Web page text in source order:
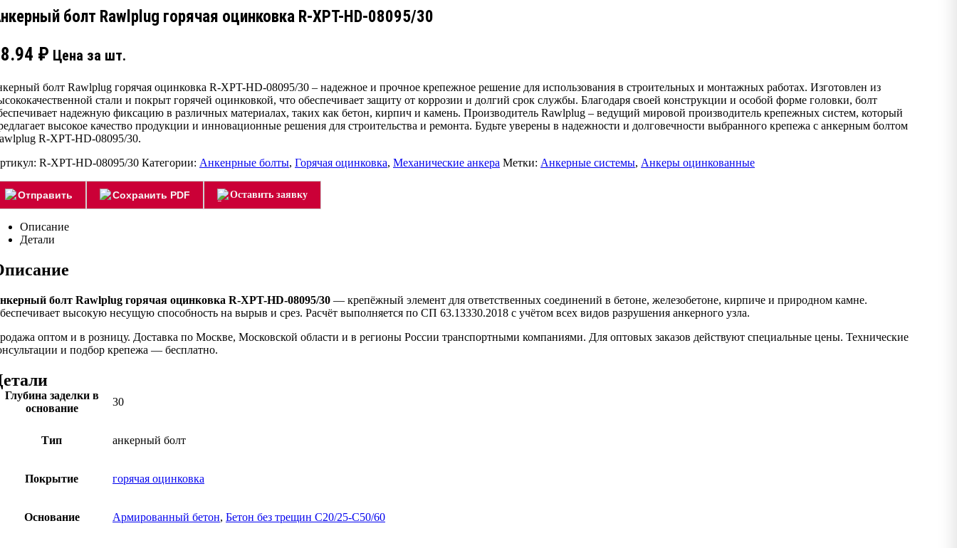
болт Rawlplug горячая оцинковка R-XPT-HD-08095/30
₽ Цена за шт.
болт Rawlplug горячая оцинковка R-XPT-HD-08095/30 – надежное и прочное крепежное решение для использования в строительных и монтажных работах. Изготовлен из
стали и покрыт горячей оцинковкой, что обеспечивает защиту от коррозии и долгий срок службы. Благодаря своей конструкции и особой форме головки, болт
надежную фиксацию в различных материалах, таких как бетон, кирпич и камень. Производитель Rawlplug – ведущий мировой производитель крепежных систем, который
высокое качество продукции и инновационные решения для строительства и ремонта. Будьте уверены в надежности и долговечности выбранного крепежа с анкерным болтом
R-XPT-HD-08095/30.
R-XPT-HD-08095/30 Категории: Анкенрные болты, Горячая оцинковка, Механические анкера Метки: Анкерные системы, Анкеры оцинкованные
Отправить Сохранить PDF Оставить заявку
Описание
Детали
болт Rawlplug горячая оцинковка R-XPT-HD-08095/30 — крепёжный элемент для ответственных соединений в бетоне, железобетоне, кирпиче и природном камне.
высокую несущую способность на вырыв и срез. Расчёт выполняется по СП 63.13330.2018 с учётом всех видов разрушения анкерного узла.
оптом и в розницу. Доставка по Москве, Московской области и в регионы России транспортными компаниями. Для оптовых заказов действуют специальные цены. Технические
и подбор крепежа — бесплатно.
Глубина заделки в
основание
30
Тип анкерный болт
Покрытие горячая оцинковка
Основание Армированный бетон, Бетон без трещин C20/25-C50/60